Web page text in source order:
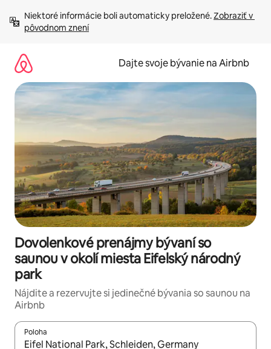
obsah.
Niektoré informácie boli automaticky preložené. Zobraziť v
pôvodnom znení
Dajte svoje bývanie na Airbnb
Dovolenkové prenájmy bývaní so
saunou v okolí miesta Eifelský národný
park
Nájdite a rezervujte si jedinečné bývania so saunou na
Airbnb
Poloha
Keď budú výsledky k dispozícii, môžete si ich prechádzať